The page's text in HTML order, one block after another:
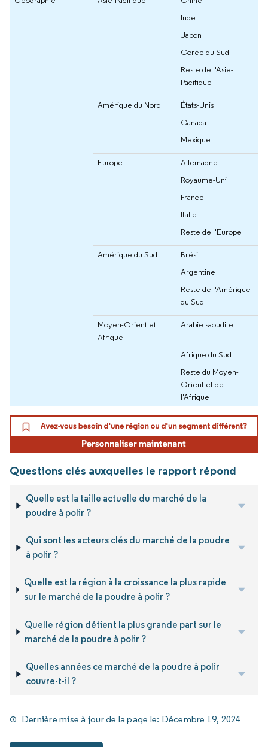
Inde
Japon
Corée du Sud
Reste de l'Asie-
Pacifique
Amérique du Nord
États-Unis
Canada
Mexique
Europe
Allemagne
Royaume-Uni
France
Italie
Reste de l'Europe
Amérique du Sud
Brésil
Argentine
Reste de l'Amérique
du Sud
Moyen-Orient et
Afrique
Arabie saoudite
Afrique du Sud
Reste du Moyen-
Orient et de
l'Afrique
Questions clés auxquelles le rapport répond
Quelle est la taille actuelle du marché de la
poudre à polir ?
Qui sont les acteurs clés du marché de la poudre
à polir ?
Quelle est la région à la croissance la plus rapide
sur le marché de la poudre à polir ?
Quelle région détient la plus grande part sur le
marché de la poudre à polir ?
Quelles années ce marché de la poudre à polir
couvre-t-il ?
Dernière mise à jour de la page le: Décembre 19, 2024